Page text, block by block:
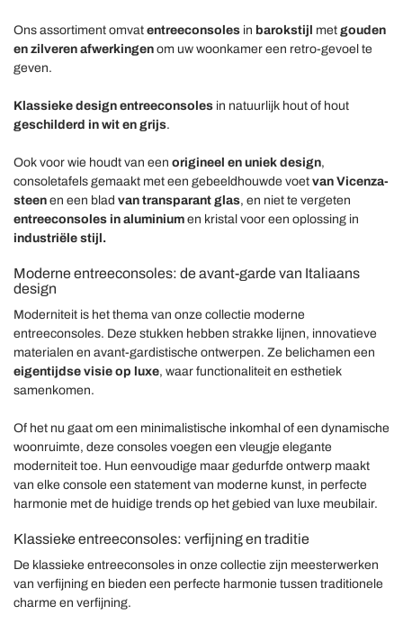
Ons assortiment omvat entreeconsoles in barokstijl met gouden
en zilveren afwerkingen om uw woonkamer een retro-gevoel te
geven.
Klassieke design entreeconsoles in natuurlijk hout of hout
geschilderd in wit en grijs.
Ook voor wie houdt van een origineel en uniek design,
consoletafels gemaakt met een gebeeldhouwde voet van Vicenza-
steen en een blad van transparant glas, en niet te vergeten
entreeconsoles in aluminium en kristal voor een oplossing in
industriële stijl.
Moderne entreeconsoles: de avant-garde van Italiaans
design
Moderniteit is het thema van onze collectie moderne
entreeconsoles. Deze stukken hebben strakke lijnen, innovatieve
materialen en avant-gardistische ontwerpen. Ze belichamen een
eigentijdse visie op luxe, waar functionaliteit en esthetiek
samenkomen.
Of het nu gaat om een minimalistische inkomhal of een dynamische
woonruimte, deze consoles voegen een vleugje elegante
moderniteit toe. Hun eenvoudige maar gedurfde ontwerp maakt
van elke console een statement van moderne kunst, in perfecte
harmonie met de huidige trends op het gebied van luxe meubilair.
Klassieke entreeconsoles: verfijning en traditie
De klassieke entreeconsoles in onze collectie zijn meesterwerken
van verfijning en bieden een perfecte harmonie tussen traditionele
charme en verfijning.